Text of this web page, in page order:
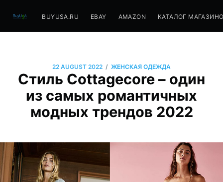
BUYUSA.RU EBAY AMAZON КАТАЛОГ
22 AUGUST 2022 / ЖЕНСКАЯ ОДЕЖДА
Стиль Cottagecore – один
из самых романтичных
модных трендов 2022